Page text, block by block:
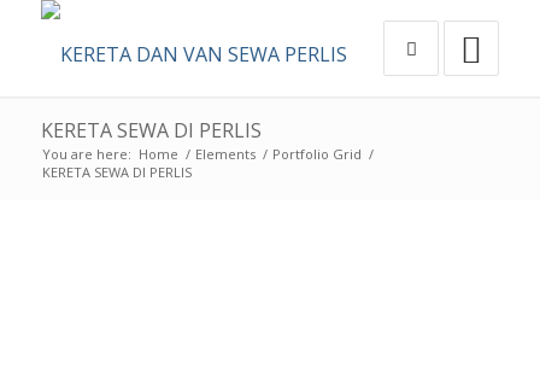
KERETA SEWA DI PERLIS
You are here: Home / Elements / Portfolio Grid /
KERETA SEWA DI PERLIS